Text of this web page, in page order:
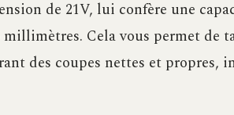
de 21V, lui confère une
Cela vous permet de
des coupes nettes et propres,